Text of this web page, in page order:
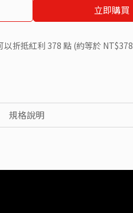
立即購買
以折抵紅利 378 點 (約等於 NT$378
規格說明